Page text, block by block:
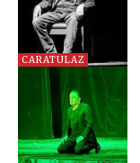
CARATULAZ